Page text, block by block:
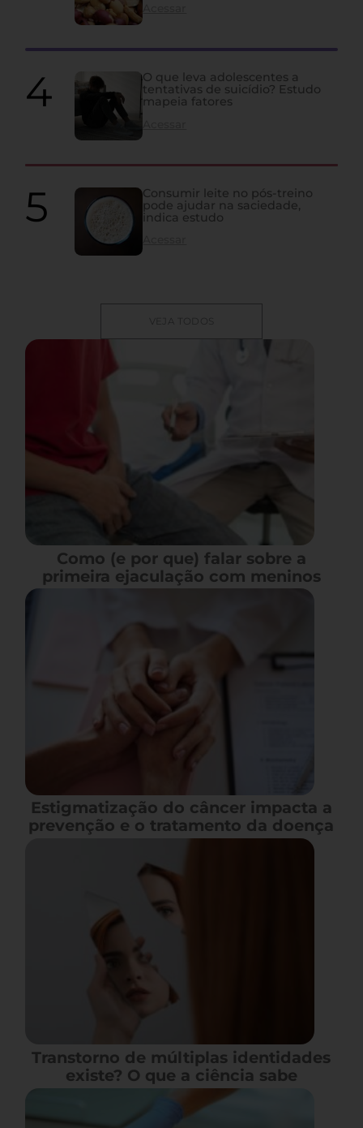
O que leva adolescentes a
tentativas de suicídio? Estudo
mapeia fatores
Consumir leite no pós-treino
pode ajudar na saciedade,
indica estudo
VEJA TODOS
Como (e por que) falar sobre a
primeira ejaculação com meninos
Estigmatização do câncer impacta a
prevenção e o tratamento da doença
Transtorno de múltiplas identidades
existe? O que a ciência sabe